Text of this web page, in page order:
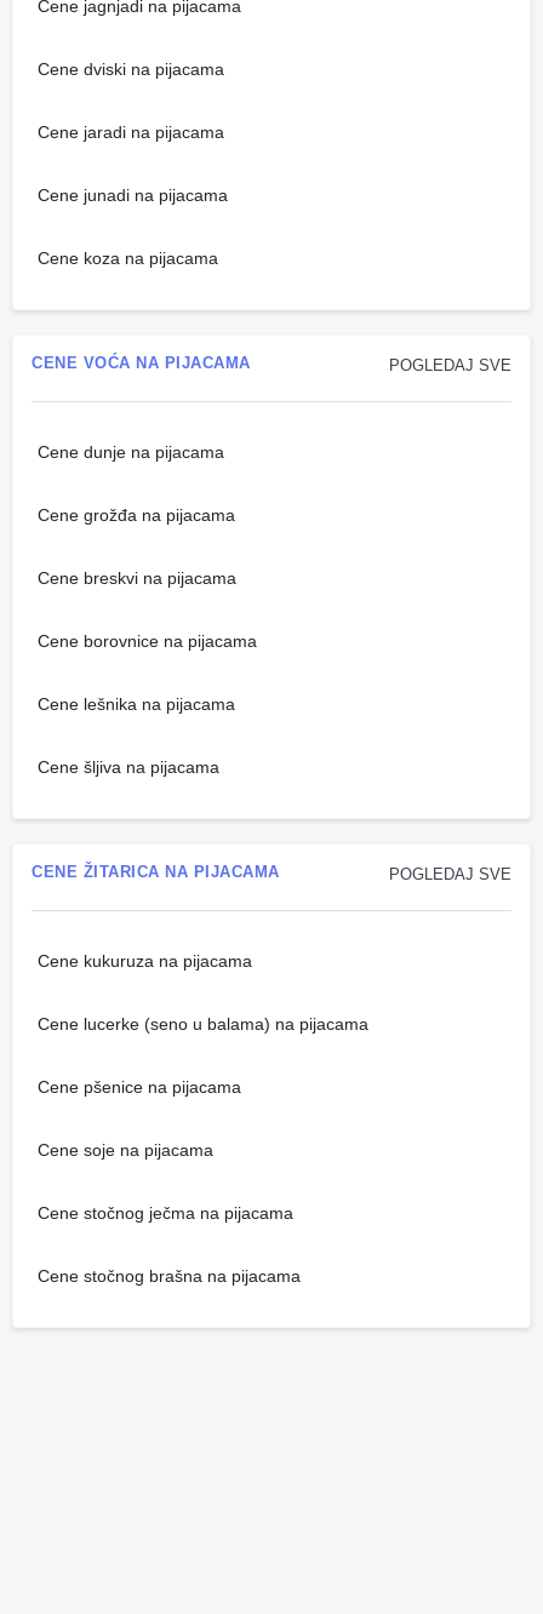
Cene jagnjadi na pijacama
Cene dviski na pijacama
Cene jaradi na pijacama
Cene junadi na pijacama
Cene koza na pijacama
POGLEDAJ SVE
CENE VOĆA NA PIJACAMA
Cene dunje na pijacama
Cene grožđa na pijacama
Cene breskvi na pijacama
Cene borovnice na pijacama
Cene lešnika na pijacama
Cene šljiva na pijacama
POGLEDAJ SVE
CENE ŽITARICA NA PIJACAMA
Cene kukuruza na pijacama
Cene lucerke (seno u balama) na pijacama
Cene pšenice na pijacama
Cene soje na pijacama
Cene stočnog ječma na pijacama
Cene stočnog brašna na pijacama